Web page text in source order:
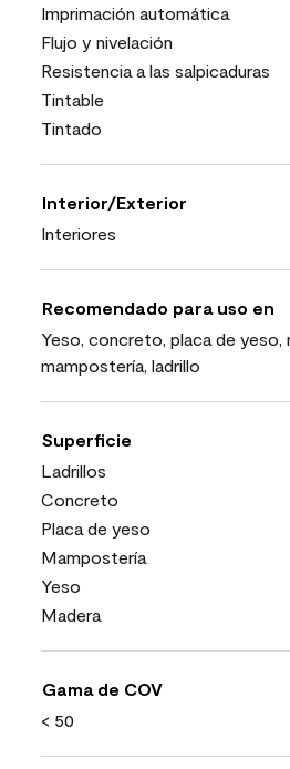
Imprimación automática
Flujo y nivelación
Resistencia a las salpicaduras
Tintable
Tintado
Interior/Exterior
Interiores
Recomendado para uso en
Yeso, concreto, placa de yeso,
mampostería, ladrillo
Superficie
Ladrillos
Concreto
Placa de yeso
Mampostería
Yeso
Madera
Gama de COV
< 50